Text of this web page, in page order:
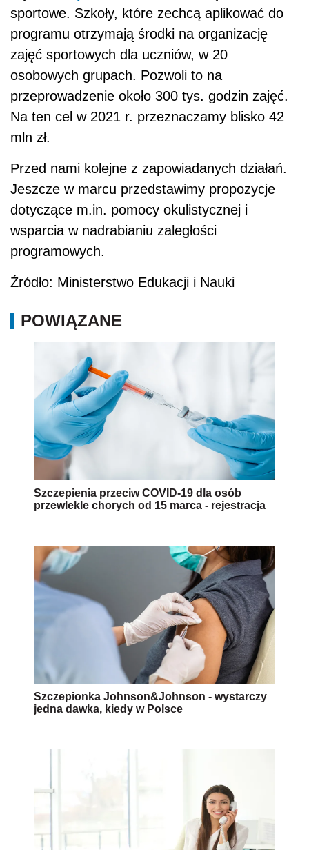
sportowe. Szkoły, które zechcą aplikować do
programu otrzymają środki na organizację
zajęć sportowych dla uczniów, w 20
osobowych grupach. Pozwoli to na
przeprowadzenie około 300 tys. godzin zajęć.
Na ten cel w 2021 r. przeznaczamy blisko 42
mln zł.
Przed nami kolejne z zapowiadanych działań.
Jeszcze w marcu przedstawimy propozycje
dotyczące m.in. pomocy okulistycznej i
wsparcia w nadrabianiu zaległości
programowych.
Źródło: Ministerstwo Edukacji i Nauki
POWIĄZANE
Szczepienia przeciw COVID-19 dla osób
przewlekle chorych od 15 marca - rejestracja
Szczepionka Johnson&Johnson - wystarczy
jedna dawka, kiedy w Polsce